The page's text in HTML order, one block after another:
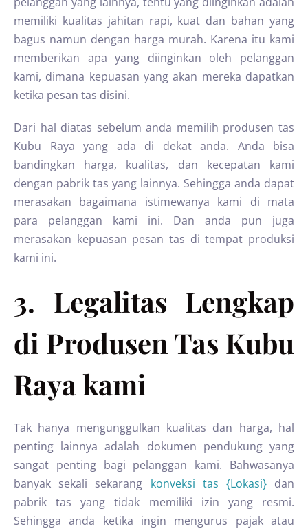
memiliki kualitas jahitan rapi, kuat dan bahan yang
bagus namun dengan harga murah. Karena itu kami
memberikan apa yang diinginkan oleh pelanggan
kami, dimana kepuasan yang akan mereka dapatkan
ketika pesan tas disini.
Dari hal diatas sebelum anda memilih produsen tas
Kubu Raya yang ada di dekat anda. Anda bisa
bandingkan harga, kualitas, dan kecepatan kami
dengan pabrik tas yang lainnya. Sehingga anda dapat
merasakan bagaimana istimewanya kami di mata
para pelanggan kami ini. Dan anda pun juga
merasakan kepuasan pesan tas di tempat produksi
kami ini.
3. Legalitas Lengkap
di Produsen Tas Kubu
Raya kami
Tak hanya mengunggulkan kualitas dan harga, hal
penting lainnya adalah dokumen pendukung yang
sangat penting bagi pelanggan kami. Bahwasanya
banyak sekali sekarang konveksi tas {Lokasi}dan
pabrik tas yang tidak memiliki izin yang resmi.
Sehingga anda ketika ingin mengurus pajak atau